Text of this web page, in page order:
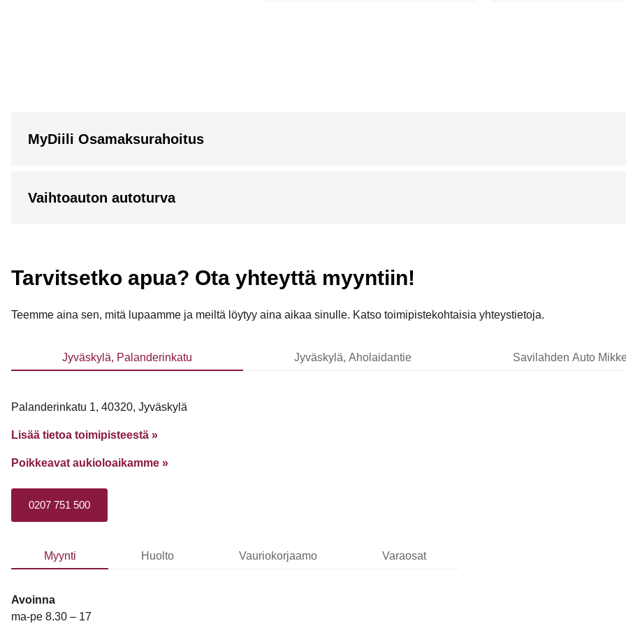
MyDiili Osamaksurahoitus
Vaihtoauton autoturva
Tarvitsetko apua? Ota yhteyttä myyntiin!
Teemme aina sen, mitä lupaamme ja meiltä löytyy aina aikaa sinulle. Katso toimipistekohtaisia yhteystietoja.
Jyväskylä, Palanderinkatu Jyväskylä, Aholaidantie Savilahden Auto
Palanderinkatu 1, 40320, Jyväskylä
Lisää tietoa toimipisteestä »
Poikkeavat aukioloaikamme »
0207 751 500
Myynti Huolto Vauriokorjaamo Varaosat
Avoinna
ma-pe 8.30 – 17